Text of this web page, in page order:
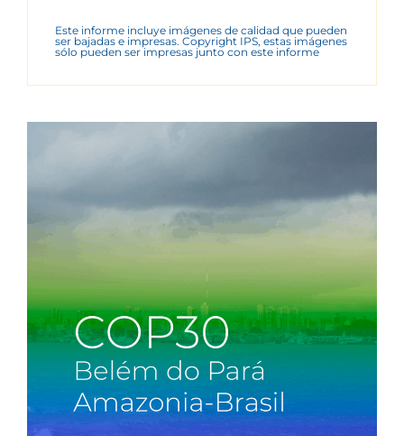
Este informe incluye imágenes de calidad que pueden
ser bajadas e impresas. Copyright IPS, estas imágenes
sólo pueden ser impresas junto con este informe